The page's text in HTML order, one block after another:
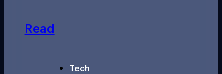
Read
Tech